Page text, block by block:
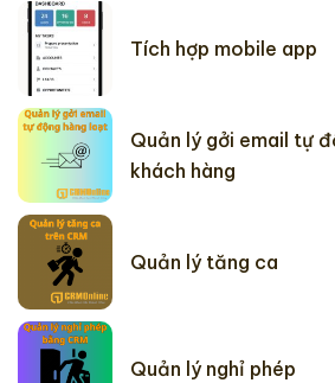
Tích hợp mobile app
Quản lý gởi email tự
khách hàng
Quản lý tăng ca
Quản lý nghỉ phép